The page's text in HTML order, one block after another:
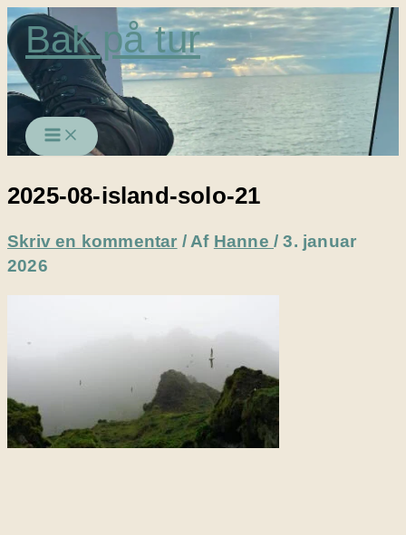
Gå
til
indholdet
Bak på tur
2025-08-island-solo-21
Skriv en kommentar / Af Hanne/3. januar
2026